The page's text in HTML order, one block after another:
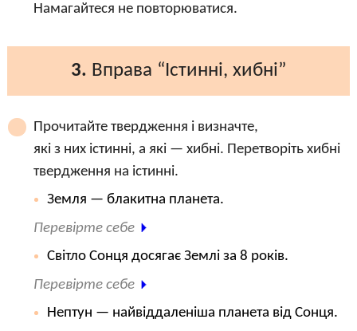
Намагайтеся не повторюватися.
3. Вправа “Істинні, хибні”
Прочитайте твердження і визначте,
які з них істинні, а які — хибні. Перетворіть хибні
твердження на істинні.
Земля — блакитна планета.
Перевірте себе
Світло Сонця досягає Землі за 8 років.
Перевірте себе
Нептун — найвіддаленіша планета від Сонця.